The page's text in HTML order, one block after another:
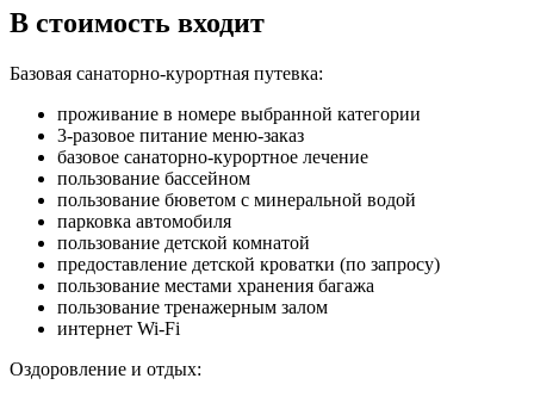
В стоимость входит
Базовая санаторно-курортная путевка:
проживание в номере выбранной категории
3-разовое питание меню-заказ
базовое санаторно-курортное лечение
пользование бассейном
пользование бюветом с минеральной водой
парковка автомобиля
пользование детской комнатой
предоставление детской кроватки (по запросу)
пользование местами хранения багажа
пользование тренажерным залом
интернет Wi-Fi
Оздоровление и отдых: